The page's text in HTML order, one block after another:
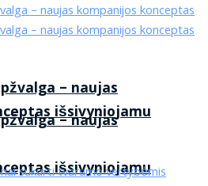
– naujas
išsivyniojamu
– naujas
išsivyniojamu